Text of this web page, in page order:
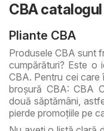
CBA catalogul
Pliante CBA
Produsele CBA sunt
cumpărături? Este o
CBA. Pentru cei
broșură CBA: CBA
două săptămâni,
pierde promoțiile pe